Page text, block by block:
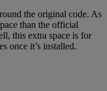
the original code. As
than the official
this extra space is for
once it’s installed.